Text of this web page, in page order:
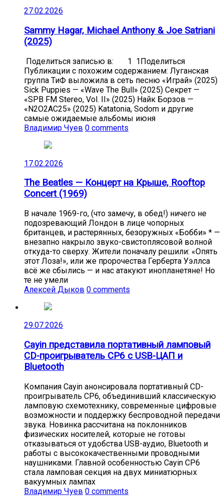
27.02.2026
Sammy Hagar, Michael Anthony & Joe Satriani
(2025)
Поделиться записью в: 1 1Поделиться
Публикации с похожим содержанием: Луганская
группа ТиФ выложила в сеть песню «Играй» (2025)
Sick Puppies — «Wave The Bull» (2025) Секрет —
«SPB FM Stereo, Vol. II» (2025) Найк Борзов —
«N2O2AC25» (2025) Katatonia, Sodom и другие
самые ожидаемые альбомы июня
Владимир Чуев 0 comments
17.02.2026
The Beatles — Концерт на Крыше, Rooftop
Concert (1969)
В начале 1969-го, (что замечу, в обед!) ничего не
подозревающий Лондон в лице чопорных
британцев, и растерянных, безоружных «Бобби» * —
внезапно накрыло звуко-свистоплясовой волной
откуда-то сверху. Жители поначалу решили: «Опять
этот Лоза!», или же пророчества Герберта Уэллса
всё же сбылись — и нас атакуют инопланетяне! Но
те не умели
Алексей Дыков 0 comments
29.07.2026
Cayin представила портативный ламповый
CD-проигрыватель CP6 с USB-ЦАП и
Bluetooth
Компания Cayin анонсировала портативный CD-
проигрыватель CP6, объединивший классическую
ламповую схемотехнику, современные цифровые
возможности и поддержку беспроводной передачи
звука. Новинка рассчитана на поклонников
физических носителей, которые не готовы
отказываться от удобства USB-аудио, Bluetooth и
работы с высококачественными проводными
наушниками. Главной особенностью Cayin CP6
стала ламповая секция на двух миниатюрных
вакуумных лампах
Владимир Чуев 0 comments